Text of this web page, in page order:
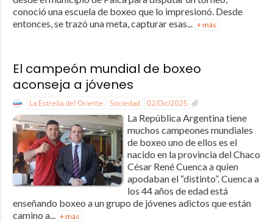
conoció una escuela de boxeo que lo impresionó. Desde
entonces, se trazó una meta, capturar esas... + más
El campeón mundial de boxeo
aconseja a jóvenes
La Estrella del Oriente Sociedad 02/Dic/2025
La República Argentina tiene
muchos campeones mundiales
de boxeo uno de ellos es el
nacido en la provincia del Chaco
César René Cuenca a quien
apodaban el “distinto”. Cuenca a
los 44 años de edad está
enseñando boxeo a un grupo de jóvenes adictos que están
camino a... + más